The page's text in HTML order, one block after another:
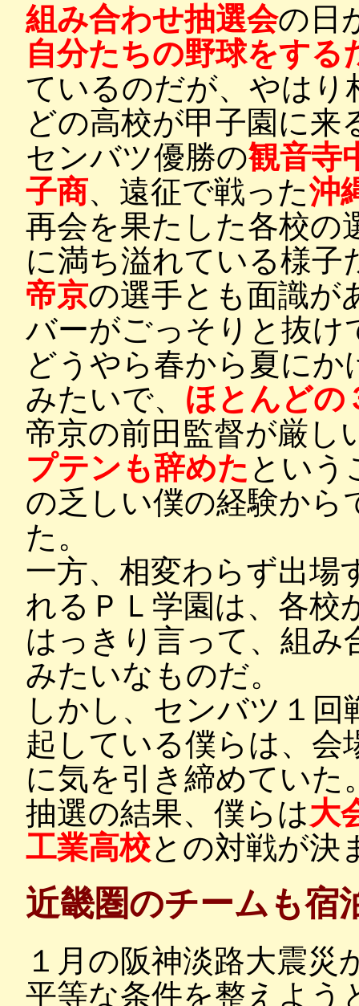
組み合わせ抽選会の日
自分たちの野球をする
ているのだが、やはり
どの高校が甲子園に
センバツ優勝の観音寺
子商、遠征で戦った沖
再会を果たした各校の
に満ち溢れている様子
帝京の選手とも面識が
バーがごっそりと抜け
どうやら春から夏に
みたいで、 ほとんどの
帝京の前田監督が厳し
プテンも辞めた という
の乏しい僕の経験から
た。
一方、相変わらず出場
れるＰＬ学園は、各校
はっきり言って、組み
みたいなものだ。
しかし、センバツ１
起している僕らは、会
に気を引き締めていた
抽選の結果、僕らは大
工業高校との対戦が決
近畿圏のチームも宿
１月の阪神淡路大震
平等な条件を整えよう